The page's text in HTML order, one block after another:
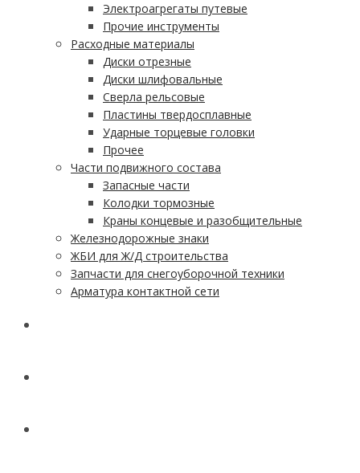
Электроагрегаты путевые
Прочие инструменты
Расходные материалы
Диски отрезные
Диски шлифовальные
Сверла рельсовые
Пластины твердосплавные
Ударные торцевые головки
Прочее
Части подвижного состава
Запасные части
Колодки тормозные
Краны концевые и разобщительные
Железнодорожные знаки
ЖБИ для Ж/Д строительства
Запчасти для снегоуборочной техники
Арматура контактной сети